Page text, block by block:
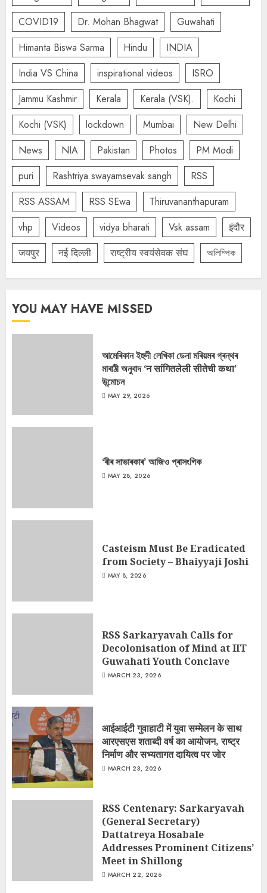
COVID19
Dr. Mohan Bhagwat
Guwahati
Himanta Biswa Sarma
Hindu
INDIA
India VS China
inspirational videos
ISRO
Jammu Kashmir
Kerala Kerala (VSK).
Kochi
Kochi (VSK)
lockdown Mumbai
New Delhi
News
NIA Pakistan Photos
PM Modi
puri
Rashtriya swayamsevak sangh
RSS
RSS ASSAM
RSS SEwa
Thiruvananthapuram
vhp
Videos vidya bharati Vsk assam
इंदौर
जयपुर
नई दिल्ली राष्ट्रीय स्वयंसेवक संघ অলিম্পিক
YOU MAY HAVE MISSED
আমেৰিকান ইহুদী লেখিকা ডেনা মৰিয়মৰ গ্ৰন্থৰ
মাৰাঠী অনুবাদ ‘न सांगितलेली सीतेची कथा’
উন্মোচন
MAY 29, 2026
‘বীৰ সাভাৰকাৰ’ আজিও প্ৰাসংগিক
MAY 28, 2026
Casteism Must Be Eradicated
from Society – Bhaiyyaji Joshi
MAY 8, 2026
RSS Sarkaryavah Calls for
Decolonisation of Mind at IIT
Guwahati Youth Conclave
MARCH 23, 2026
आईआईटी गुवाहाटी में युवा सम्मेलन के साथ
आरएसएस शताब्दी वर्ष का आयोजन, राष्ट्र
निर्माण और सभ्यतागत दायित्व पर जोर
MARCH 23, 2026
RSS Centenary: Sarkaryavah
(General Secretary)
Dattatreya Hosabale
Addresses Prominent Citizens’
Meet in Shillong
MARCH 22, 2026